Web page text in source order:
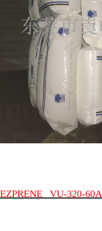
EZPRENE VU-320-60A